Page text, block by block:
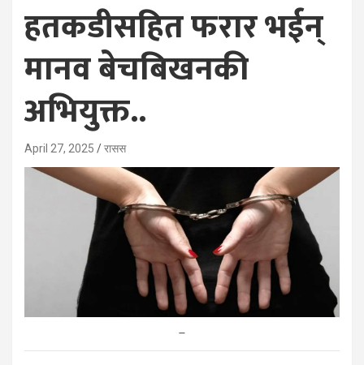
हतकडीसहित फरार भईन्
मानव बेचबिखनकी
अभियुक्त..
April 27, 2025 रासस
–